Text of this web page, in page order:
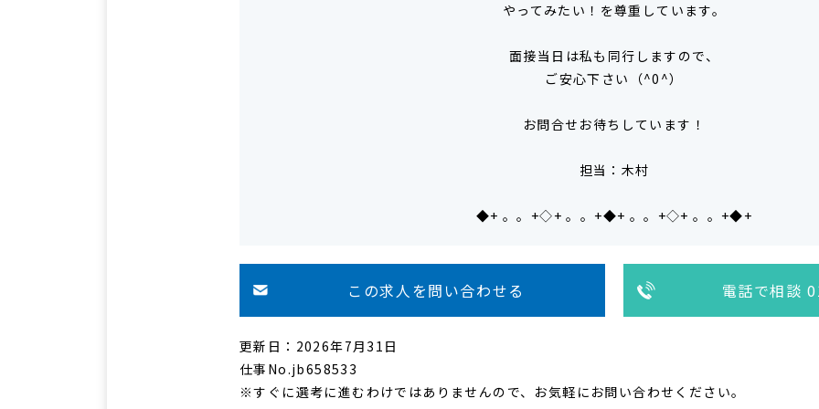
やってみたい！を尊重しています。
面接当日は私も同行しますので、
ご安心下さい（^0^）
お問合せお待ちしています！
担当：木村
◆+ 。。+◇+ 。。+◆+ 。。+◇+ 。。+◆+
この求人を問い合わせる 電話で相談
更新日：2026年7月31日
仕事No.jb658533
※すぐに選考に進むわけではありませんので、お気軽にお問い合わせください。